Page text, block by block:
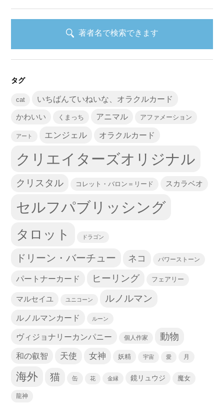
著者名で検索できます
タグ
cat いちばんていねいな、オラクルカード
かわいい くまっち アニマル アファメーション
アート エンジェル オラクルカード
クリエイターズオリジナル
クリスタル コレット・バロン＝リード スカラベオ
セルフパブリッシング
タロット ドラゴン
ドリーン・バーチュー ネコ パワーストーン
パートナーカード ヒーリング フェアリー
マルセイユ ユニコーン ルノルマン
ルノルマンカード ルーン
ヴィジョナリーカンパニー 個人作家 動物
和の叡智 天使 女神 妖精 宇宙 愛 月
海外 猫 缶 花 金縁 鏡リュウジ 魔女
龍神